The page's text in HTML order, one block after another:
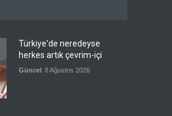
Türkiye'de neredeyse
herkes artık çevrim-içi
Güncel 8 Ağustos 2026